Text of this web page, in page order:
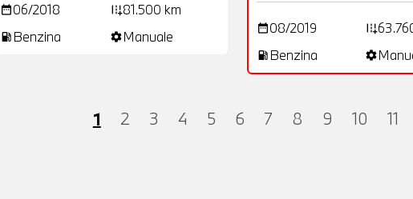
date_range06/2018 add_road81.500 km
local_gas_station Benzina settingsManuale date_range08/2019 add_road
local_gas_station Benzina settings
1 2 3 4 5 6 7 8 9 10 11